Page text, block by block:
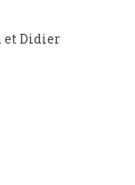
et Didier